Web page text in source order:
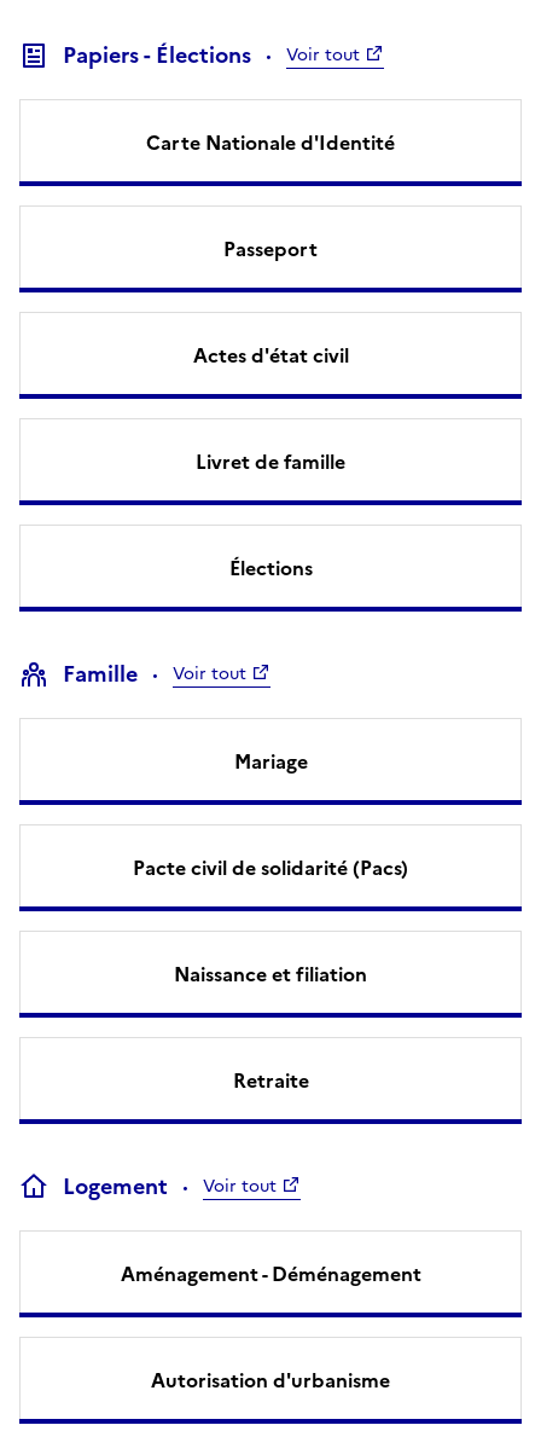
Papiers - Élections Voir tout
Carte Nationale d'Identité
Passeport
Actes d'état civil
Livret de famille
Élections
Famille Voir tout
Mariage
Pacte civil de solidarité (Pacs)
Naissance et filiation
Retraite
Logement Voir tout
Aménagement - Déménagement
Autorisation d'urbanisme